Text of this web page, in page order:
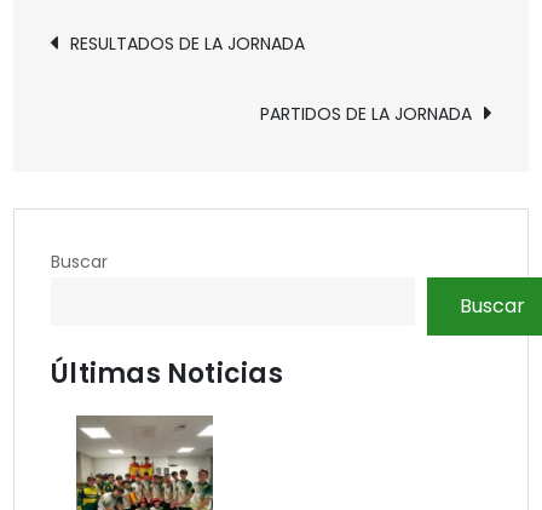
Navegación
RESULTADOS DE LA JORNADA
PARTIDOS DE LA JORNADA
Buscar
Buscar
Últimas Noticias